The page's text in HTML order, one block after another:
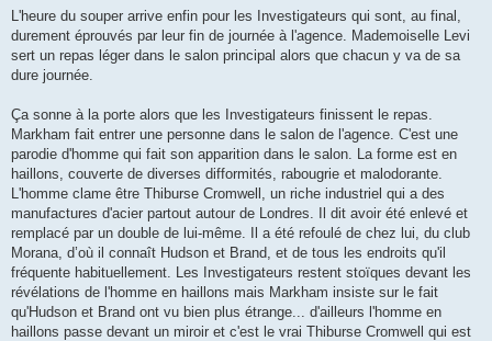
L'heure du souper arrive enfin pour les Investigateurs qui sont, au final,
durement éprouvés par leur fin de journée à l'agence. Mademoiselle Levi
sert un repas léger dans le salon principal alors que chacun y va de sa
dure journée.
Ça sonne à la porte alors que les Investigateurs finissent le repas.
Markham fait entrer une personne dans le salon de l'agence. C'est une
parodie d'homme qui fait son apparition dans le salon. La forme est en
haillons, couverte de diverses difformités, rabougrie et malodorante.
L'homme clame être Thiburse Cromwell, un riche industriel qui a des
manufactures d'acier partout autour de Londres. Il dit avoir été enlevé et
remplacé par un double de lui-même. Il a été refoulé de chez lui, du club
Morana, d’où il connaît Hudson et Brand, et de tous les endroits qu'il
fréquente habituellement. Les Investigateurs restent stoïques devant les
révélations de l'homme en haillons mais Markham insiste sur le fait
qu'Hudson et Brand ont vu bien plus étrange... d'ailleurs l'homme en
haillons passe devant un miroir et c'est le vrai Thiburse Cromwell qui est